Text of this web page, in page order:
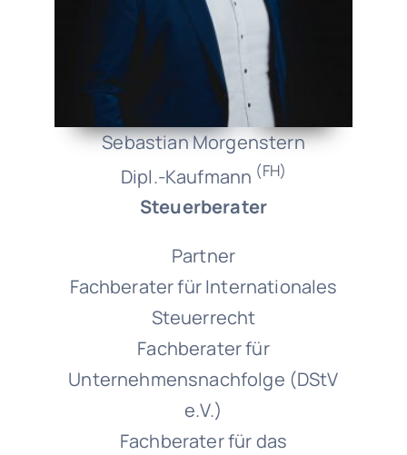
Sebastian Morgenstern
Dipl.-Kaufmann (FH)
Steuerberater
Partner
Fachberater für Internationales
Steuerrecht
Fachberater für
Unternehmensnachfolge (DStV
e.V.)
Fachberater für das